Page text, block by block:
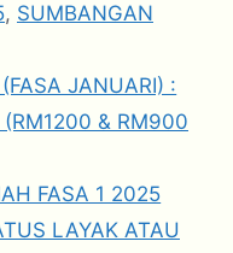
, SUMBANGAN
JANUARI) :
(RM1200 & RM900
FASA 1 2025
LAYAK ATAU